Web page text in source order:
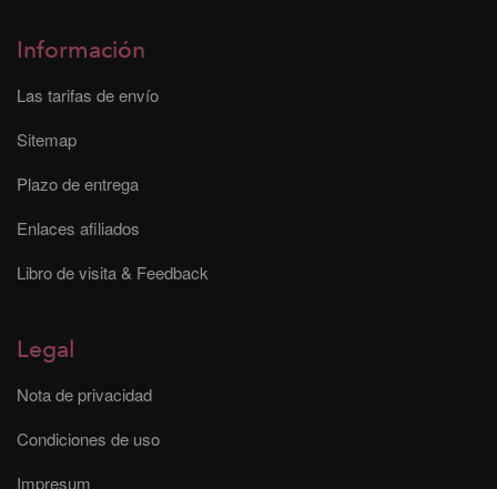
Información
Las tarifas de envío
Sitemap
Plazo de entrega
Enlaces afiliados
Libro de visita & Feedback
Legal
Nota de privacidad
Condiciones de uso
Impresum